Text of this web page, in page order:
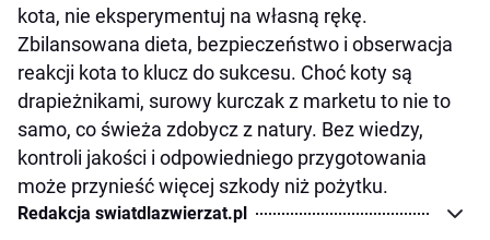
kota, nie eksperymentuj na własną rękę.
Zbilansowana dieta, bezpieczeństwo i obserwacja
reakcji kota to klucz do sukcesu. Choć koty są
drapieżnikami, surowy kurczak z marketu to nie to
samo, co świeża zdobycz z natury. Bez wiedzy,
kontroli jakości i odpowiedniego przygotowania
może przynieść więcej szkody niż pożytku.
Redakcja swiatdlazwierzat.pl